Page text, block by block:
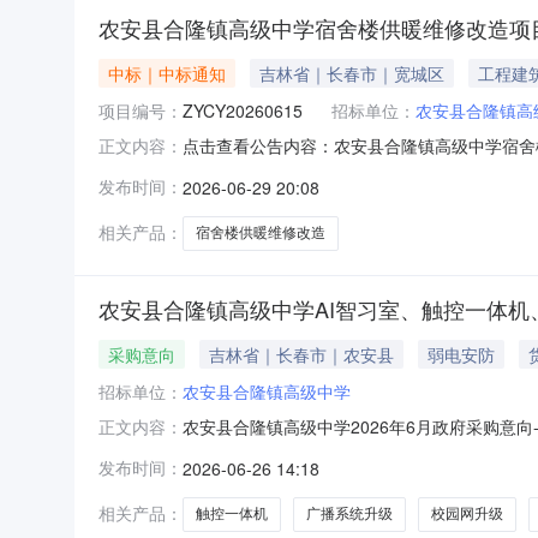
农安县合隆镇高级中学宿舍楼供暖维修改造
中标｜中标通知 吉林省｜长春市｜宽城区
工程建
项目编号： ZYCY20260615 招标单位： 农安县合隆镇
正文内容： 点击查看公告内容：农安县合隆镇高级中学宿
发布时间： 2026-06-29 20:08
相关产品：
宿舍楼供暖维修改造
农安县合隆镇高级中学AI智习室、触控一体
采购意向 吉林省｜长春市｜农安县 弱电安防
招标单位： 农安县合隆镇高级中学
正文内容： 农安县合隆镇高级中学2026年6月政府采购意
级中学AI智习室、触控一体机、室外LED屏及
播系统升
发布时间： 2026-06-26 14:18
相关产品：
触控一体机 广播系统升级 校园网升级